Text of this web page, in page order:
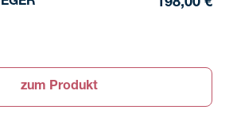
198,00 €
zum Produkt